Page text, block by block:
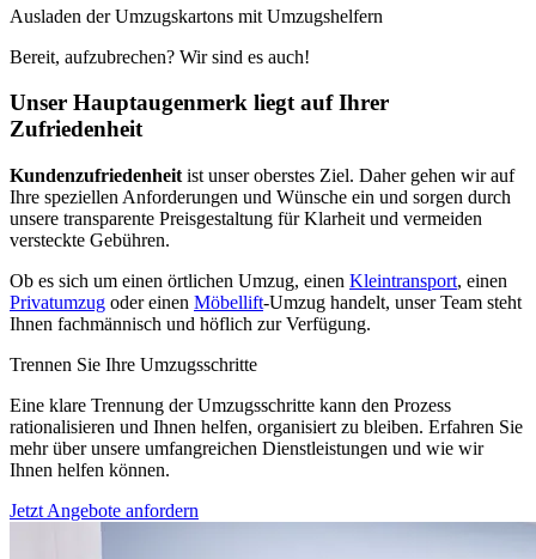
Ausladen der Umzugskartons mit Umzugshelfern
Bereit, aufzubrechen? Wir sind es auch!
Unser Hauptaugenmerk liegt auf Ihrer
Zufriedenheit
Kundenzufriedenheit ist unser oberstes Ziel. Daher gehen wir auf
Ihre speziellen Anforderungen und Wünsche ein und sorgen durch
unsere transparente Preisgestaltung für Klarheit und vermeiden
versteckte Gebühren.
Ob es sich um einen örtlichen Umzug, einen Kleintransport, einen
Privatumzug oder einen Möbellift-Umzug handelt, unser Team steht
Ihnen fachmännisch und höflich zur Verfügung.
Trennen Sie Ihre Umzugsschritte
Eine klare Trennung der Umzugsschritte kann den Prozess
rationalisieren und Ihnen helfen, organisiert zu bleiben. Erfahren Sie
mehr über unsere umfangreichen Dienstleistungen und wie wir
Ihnen helfen können.
Jetzt Angebote anfordern